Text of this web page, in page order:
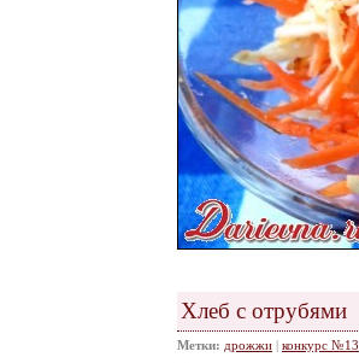
Хлеб с отрубями
Метки: дрожжи конкурс №13